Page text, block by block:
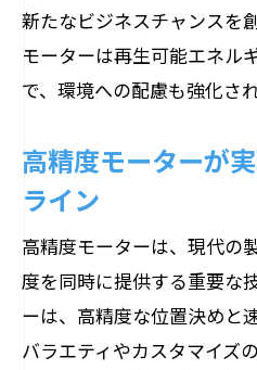
新たなビジネスチャンスを
モーターは再生可能エネル
で、環境への配慮も強化され
高精度モーターが
ライン
高精度モーターは、現代の
度を同時に提供する重要な
ーは、高精度な位置決めと
バラエティやカスタマイズ